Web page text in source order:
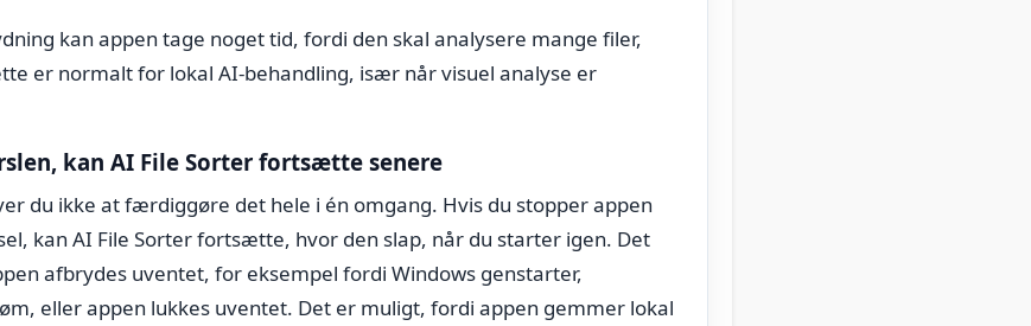
kan appen tage noget tid, fordi den skal analysere mange filer,
er normalt for lokal AI-behandling, især når visuel analyse er
kan AI File Sorter fortsætte senere
du ikke at færdiggøre det hele i én omgang. Hvis du stopper appen
kan AI File Sorter fortsætte, hvor den slap, når du starter igen. Det
afbrydes uventet, for eksempel fordi Windows genstarter,
eller appen lukkes uventet. Det er muligt, fordi appen gemmer lokal